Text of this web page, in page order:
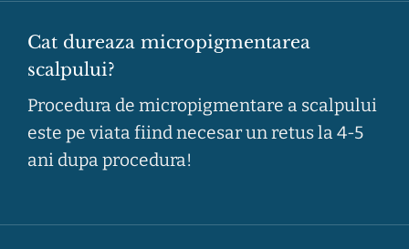
Cat dureaza micropigmentarea
scalpului?
Procedura de micropigmentare a scalpului
este pe viata fiind necesar un retus la 4-5
ani dupa procedura!